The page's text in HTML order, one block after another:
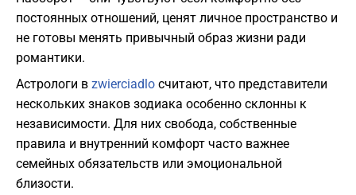
постоянных отношений, ценят личное пространство и
не готовы менять привычный образ жизни ради
романтики.
Астрологи в zwierciadlo считают, что представители
нескольких знаков зодиака особенно склонны к
независимости. Для них свобода, собственные
правила и внутренний комфорт часто важнее
семейных обязательств или эмоциональной
близости.